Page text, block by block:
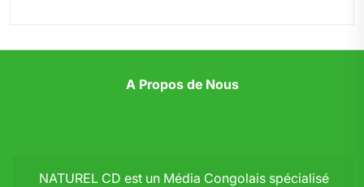
A Propos de Nous
NATUREL CD est un Média Congolais spécialisé